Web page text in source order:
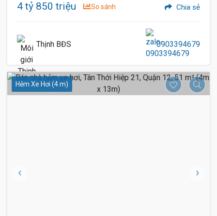
4 tỷ 850 triệu So sánh Chia sẻ
Thịnh BĐS 0903394679
Hẻm Xe Hơi (4 m)